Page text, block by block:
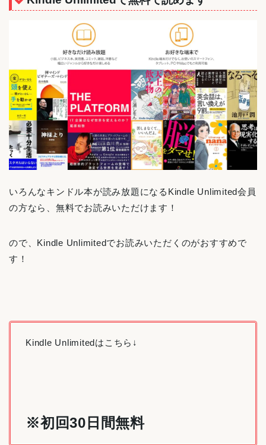
いろんなキンドル本が読み放題になるKindle Unlimited会員
の方なら、無料でお読みいただけます！
ので、Kindle Unlimitedでお読みいただくのがおすすめで
す！
Kindle Unlimitedはこちら↓
※初回30日間無料